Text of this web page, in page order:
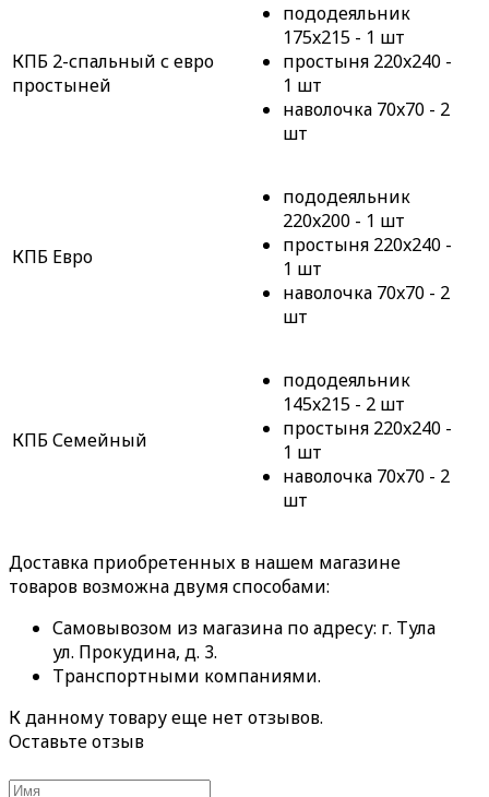
КПБ 2-спальный с евро
простыней
пододеяльник
175x215 - 1 шт
простыня 220x240 -
1 шт
наволочка 70x70 - 2
шт
КПБ Евро
пододеяльник
220x200 - 1 шт
простыня 220x240 -
1 шт
наволочка 70x70 - 2
шт
КПБ Семейный
пододеяльник
145x215 - 2 шт
простыня 220x240 -
1 шт
наволочка 70x70 - 2
шт
Доставка приобретенных в нашем магазине
товаров возможна двумя способами:
Самовывозом из магазина по адресу: г. Тула
ул. Прокудина, д. 3.
Транспортными компаниями.
К данному товару еще нет отзывов.
Оставьте отзыв